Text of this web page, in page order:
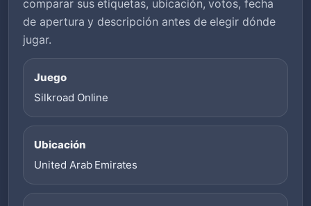
comparar sus etiquetas, ubicación, votos, fecha
de apertura y descripción antes de elegir dónde
jugar.
Juego
Silkroad Online
Ubicación
United Arab Emirates